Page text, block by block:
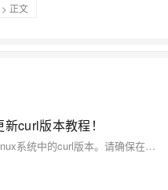
> 正文
curl版本教程！
通过按照上述步骤，您可以成功更新Linux系统中的curl版本。请确保在更新之前备份任何重要数据，并在操作过程中仔细阅读和遵循curl源代码的相关文档和指南。